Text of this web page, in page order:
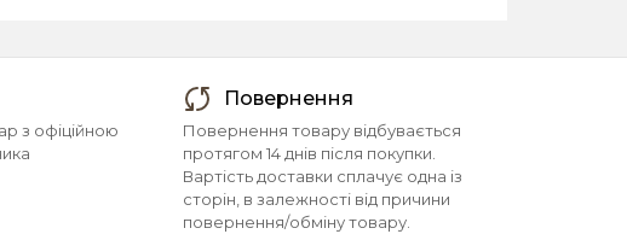
з офіційною
Повернення
Повернення товару відбувається
протягом 14 днів після покупки.
Вартість доставки сплачує одна із
сторін, в залежності від причини
повернення/обміну товару.